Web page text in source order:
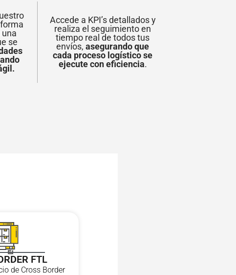
se
Accede a KPI’s detallados y
realiza el seguimiento en
tiempo real de todos tus
envíos, asegurando que
cada proceso logístico se
ejecute con eficiencia.
FTL
de Cross Border